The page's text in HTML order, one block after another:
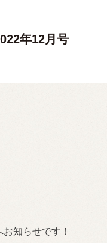
年12月号
知らせです！